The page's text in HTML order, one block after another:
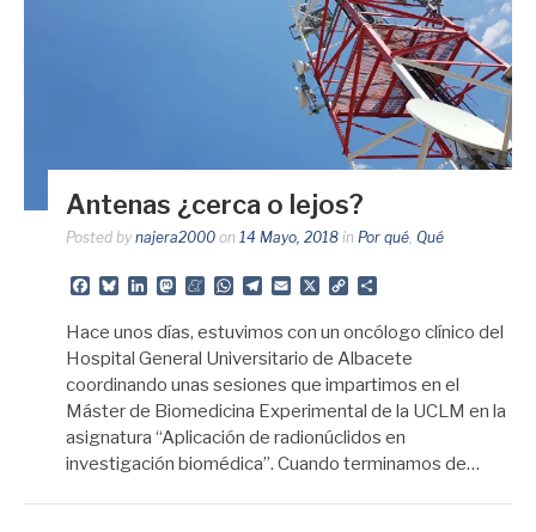
Antenas ¿cerca o lejos?
Posted by najera2000 on 14 Mayo, 2018 in Por qué Qué
Facebook
BlueskyLinkedIn
Mastodon
Meneame
WhatsApp
Telegram
Email
X
Copy
Hace unos días, estuvimos con un oncólogo clínico del
Hospital General Universitario de Albacete
coordinando unas sesiones que impartimos en el
Máster de Biomedicina Experimental de la UCLM en la
asignatura “Aplicación de radionúclidos en
investigación biomédica”. Cuando terminamos de…